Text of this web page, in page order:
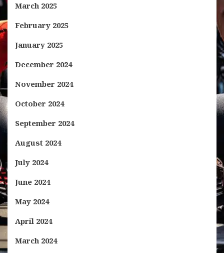
March 2025
February 2025
January 2025
December 2024
November 2024
October 2024
September 2024
August 2024
July 2024
June 2024
May 2024
April 2024
March 2024